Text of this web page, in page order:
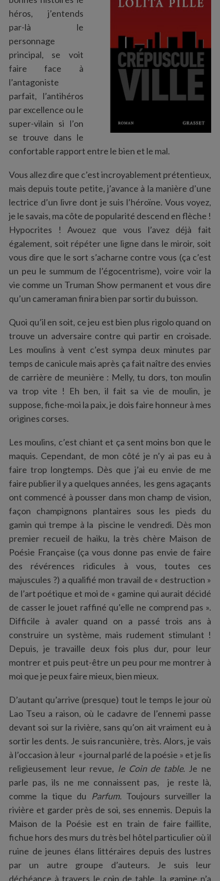
:
héros, j’entends
par-là le
personnage
principal, se voit
faire face à
l’antagoniste
parfait, l’antihéros
par excellence ou le
super-vilain si l’on
se trouve dans le
confortable rapport entre le bien et le mal.
Vous allez dire que c’est incroyablement prétentieux,
mais depuis toute petite, j’avance à la manière d’une
lectrice d’un livre dont je suis l’héroïne. Vous voyez,
je le savais, ma côte de popularité descend en flèche !
Hypocrites ! Avouez que vous l’avez déjà fait
également, soit répéter une ligne dans le miroir, soit
vous dire que le sort s’acharne contre vous (ça c’est
un peu le summum de l’égocentrisme), voire voir la
vie comme un Truman Show permanent et vous dire
qu’un cameraman finira bien par sortir du buisson.
Quoi qu’il en soit, ce jeu est bien plus rigolo quand on
trouve un adversaire contre qui partir en croisade.
Les moulins à vent c’est sympa deux minutes par
temps de canicule mais après ça fait naître des envies
de carrière de meunière : Melly, tu dors, ton moulin
va trop vite ! Eh ben, il fait sa vie de moulin, je
suppose, fiche-moi la paix, je dois faire honneur à mes
origines corses.
Les moulins, c’est chiant et ça sent moins bon que le
maquis. Cependant, de mon côté je n’y ai pas eu à
faire trop longtemps. Dès que j’ai eu envie de me
faire publier il y a quelques années, les gens agaçants
ont commencé à pousser dans mon champ de vision,
façon champignons plantaires sous les pieds du
gamin qui trempe à la piscine le vendredi. Dès mon
premier recueil de haiku, la très chère Maison de
Poésie Française (ça vous donne pas envie de faire
des révérences ridicules à vous, toutes ces
majuscules ?) a qualifié mon travail de « destruction »
de l’art poétique et moi de « gamine qui aurait décidé
de casser le jouet raffiné qu’elle ne comprend pas ».
Difficile à avaler quand on a passé trois ans à
construire un système, mais rudement stimulant !
Depuis, je travaille deux fois plus dur, pour leur
montrer et puis peut-être un peu pour me montrer à
moi que je peux faire mieux, bien mieux.
D’autant qu’arrive (presque) tout le temps le jour où
Lao Tseu a raison, où le cadavre de l’ennemi passe
devant soi sur la rivière, sans qu’on ait vraiment eu à
sortir les dents. Je suis rancunière, très. Alors, je vais
à l’occasion à leur « journal parlé de la poésie » et je lis
religieusement leur revue, le Coin de table. Je ne
parle pas, ils ne me connaissent pas, je reste là,
comme la tique du Parfum. Toujours surveiller la
rivière et garder près de soi, ses ennemis. Depuis la
Maison de la Poésie est en train de faire faillite,
fichue hors des murs du très bel hôtel particulier où il
ruine de jeunes élans littéraires depuis des lustres
par un autre groupe d’auteurs. Je suis leur
déchéance à travers le coin de table, la gamine n’a